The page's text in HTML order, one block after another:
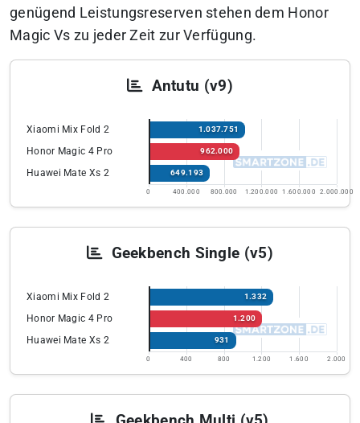
genügend Leistungsreserven stehen dem Honor
Magic Vs zu jeder Zeit zur Verfügung.
Antutu (v9)
Xiaomi Mix Fold 2 1.037.751
Honor Magic 4 Pro 962.000
Huawei Mate Xs 2 649.193
0 400.000 800.000 1.200.000 1.600.000 2.000.000
Geekbench Single (v5)
Xiaomi Mix Fold 2 1.332
Honor Magic 4 Pro 1.200
Huawei Mate Xs 2 931
0 400 800 1.200 1.600 2.000